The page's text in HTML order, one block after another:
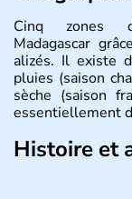
Cinq zones
Madagascar
alizés. Il existe
pluies (saison
sèche (saison
essentiellement
Histoire et
Madagascar est